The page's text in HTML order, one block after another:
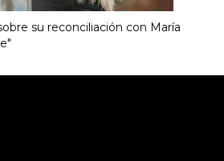
su reconciliación con María